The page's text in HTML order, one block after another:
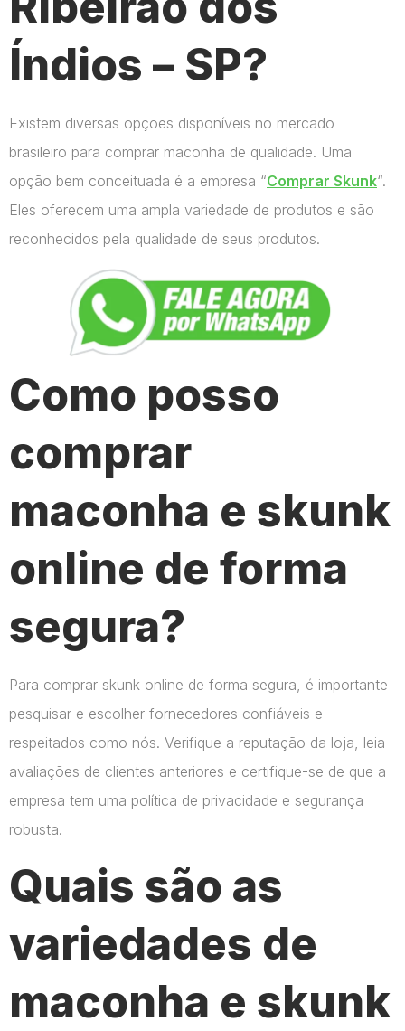
Índios – SP?
Existem diversas opções disponíveis no mercado
brasileiro para comprar maconha de qualidade. Uma
opção bem conceituada é a empresa “Comprar Skunk“.
Eles oferecem uma ampla variedade de produtos e são
reconhecidos pela qualidade de seus produtos.
Como posso
comprar
maconha e skunk
online de forma
segura?
Para comprar skunk online de forma segura, é importante
pesquisar e escolher fornecedores confiáveis e
respeitados como nós. Verifique a reputação da loja, leia
avaliações de clientes anteriores e certifique-se de que a
empresa tem uma política de privacidade e segurança
robusta.
Quais são as
variedades de
maconha e skunk